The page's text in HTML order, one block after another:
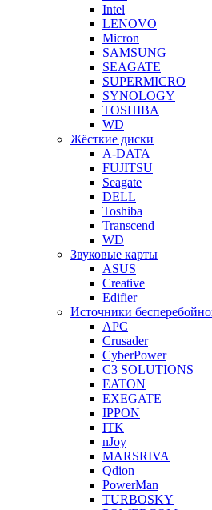
Intel
LENOVO
Micron
SAMSUNG
SEAGATE
SUPERMICRO
SYNOLOGY
TOSHIBA
WD
Жёсткие диски
A-DATA
FUJITSU
Seagate
DELL
Toshiba
Transcend
WD
Звуковые карты
ASUS
Creative
Edifier
Источники
APC
Crusader
CyberPower
C3 SOLUTIONS
EATON
EXEGATE
IPPON
ITK
nJoy
MARSRIVA
Qdion
PowerMan
TURBOSKY